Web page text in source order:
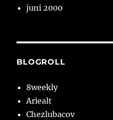
juni 2000
BLOGROLL
8weekly
Ariealt
Chezlubacov